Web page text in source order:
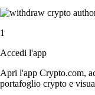
1
Accedi l'app
Apri l'app Crypto.com,
portafoglio crypto e